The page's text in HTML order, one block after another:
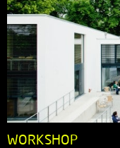
WORKSHOP